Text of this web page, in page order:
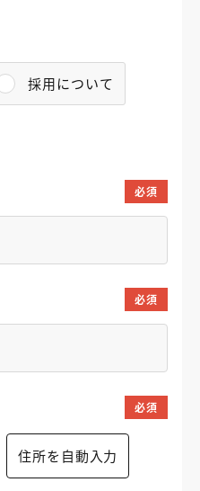
採用について
必須
必須
必須
住所を自動入力